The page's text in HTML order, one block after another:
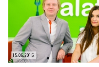
15.06.2015